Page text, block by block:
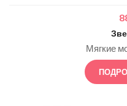
Мягкие